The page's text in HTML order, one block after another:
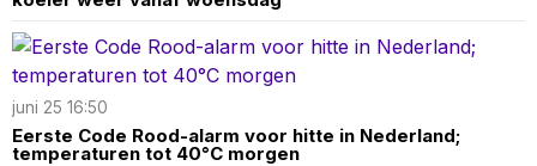
juni 25 16:50
Eerste Code Rood-alarm voor hitte in Nederland;
temperaturen tot 40°C morgen